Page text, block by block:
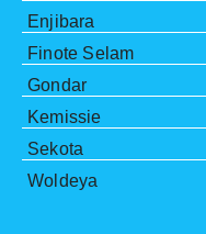
Enjibara
Finote Selam
Gondar
Kemissie
Sekota
Woldeya